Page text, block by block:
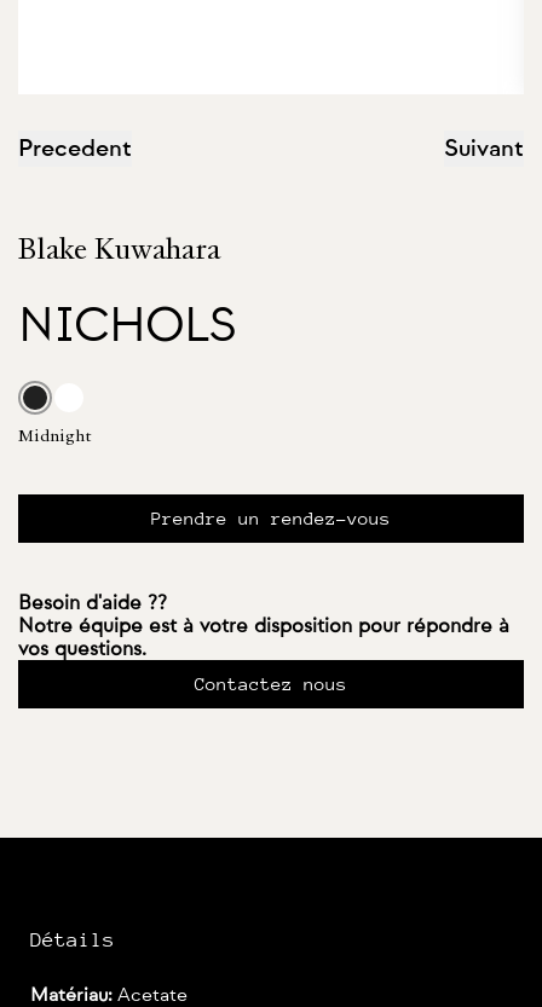
Precedent Suivant
Blake Kuwahara
NICHOLS
Midnight
Prendre un rendez-vous
Besoin d'aide ??
Notre équipe est à votre disposition pour répondre à
vos questions.
Contactez nous
Détails
Matériau: Acetate